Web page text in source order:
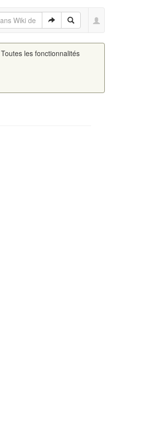
les fonctionnalités